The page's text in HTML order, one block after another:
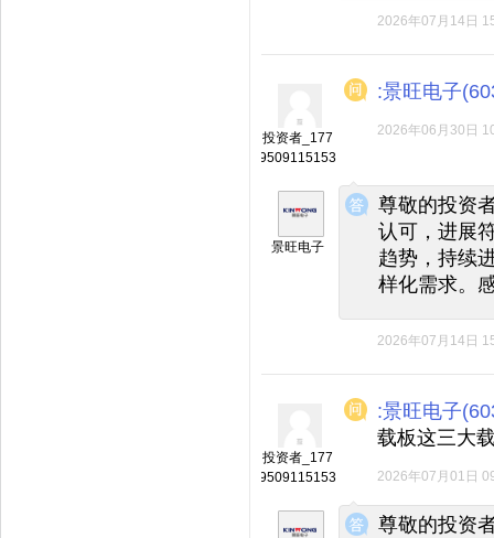
2026年07月14日
投资者_177
9509115153
:景旺电子
2026年06月30日
◆
◆
景旺电子
尊敬的投资
认可，进展
趋势，持续
样化需求。
2026年07月14日
投资者_177
9509115153
:景旺电子
载板这三大
2026年07月01日
◆
◆
尊敬的投资